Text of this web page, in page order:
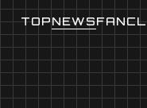
TOPNEWS